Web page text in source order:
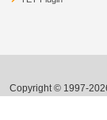
Copyright © 1997-